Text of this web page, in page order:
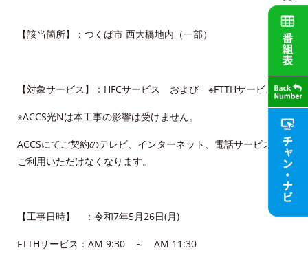
【該当箇所】：つくば市 西大橋地内（一部）
【対象サービス】：HFCサービス および ※FTTHサービス
※ACCS光Nは本工事の影響は受けません。
ACCSにてご契約のテレビ、インターネット、電話サービスが
ご利用いただけなくなります。
【工事日時】 ：令和7年5月26日(月)
FTTHサービス：AM 9:30 ～ AM 11:30